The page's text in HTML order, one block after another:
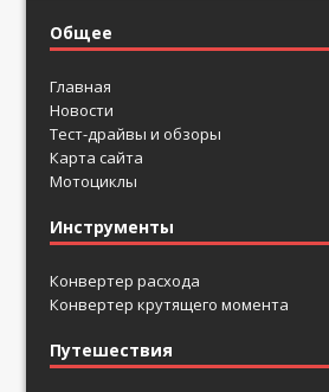
Общее
Главная
Новости
Тест-драйвы и обзоры
Карта сайта
Мотоциклы
Инструменты
Конвертер расхода
Конвертер крутящего момента
Путешествия